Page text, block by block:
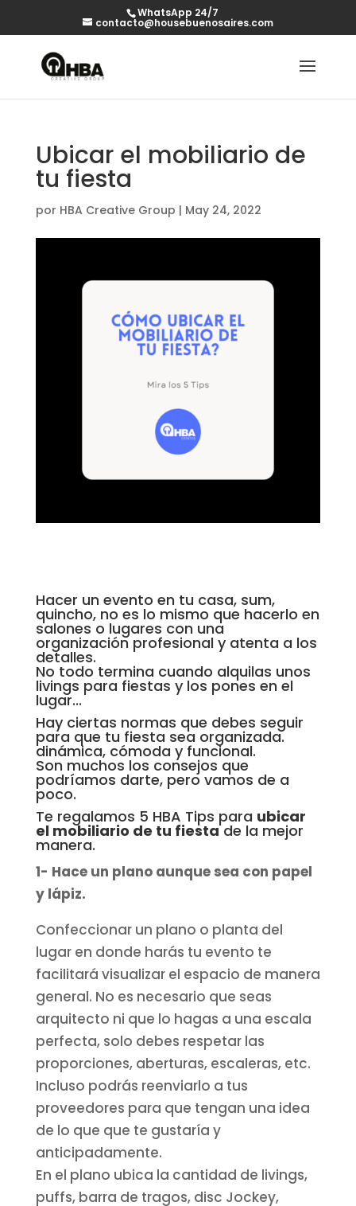
WhatsApp 24/7
contacto@housebuenosaires.com
Ubicar el mobiliario de
tu fiesta
por HBA Creative Group | May 24, 2022
Hacer un evento en tu casa, sum,
quincho, no es lo mismo que hacerlo en
salones o lugares con una
organización profesional y atenta a los
detalles.
No todo termina cuando alquilas unos
livings para fiestas y los pones en el
lugar...
Hay ciertas normas que debes seguir
para que tu fiesta sea organizada.
dinámica, cómoda y funcional.
Son muchos los consejos que
podríamos darte, pero vamos de a
poco.
Te regalamos 5 HBA Tips para ubicar
el mobiliario de tu fiestade la mejor
manera.
1- Hace un plano aunque sea con papel
y lápiz.
Confeccionar un plano o planta del
lugar en donde harás tu evento te
facilitará visualizar el espacio de manera
general. No es necesario que seas
arquitecto ni que lo hagas a una escala
perfecta, solo debes respetar las
proporciones, aberturas, escaleras, etc.
Incluso podrás reenviarlo a tus
proveedores para que tengan una idea
de lo que que te gustaría y
anticipadamente.
En el plano ubica la cantidad de livings,
puffs, barra de tragos, disc Jockey,